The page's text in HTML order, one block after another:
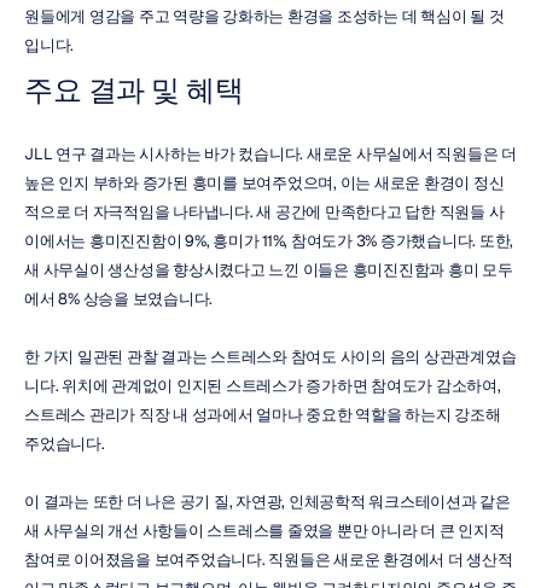
원들에게 영감을 주고 역량을 강화하는 환경을 조성하는 데 핵심이 될 것
입니다.
주요 결과 및 혜택
JLL 연구 결과는 시사하는 바가 컸습니다. 새로운 사무실에서 직원들은 더
높은 인지 부하와 증가된 흥미를 보여주었으며, 이는 새로운 환경이 정신
적으로 더 자극적임을 나타냅니다. 새 공간에 만족한다고 답한 직원들 사
이에서는 흥미진진함이 9%, 흥미가 11%, 참여도가 3% 증가했습니다. 또한,
새 사무실이 생산성을 향상시켰다고 느낀 이들은 흥미진진함과 흥미 모두
에서 8% 상승을 보였습니다.
한 가지 일관된 관찰 결과는 스트레스와 참여도 사이의 음의 상관관계였습
니다. 위치에 관계없이 인지된 스트레스가 증가하면 참여도가 감소하여,
스트레스 관리가 직장 내 성과에서 얼마나 중요한 역할을 하는지 강조해
주었습니다.
이 결과는 또한 더 나은 공기 질, 자연광, 인체공학적 워크스테이션과 같은
새 사무실의 개선 사항들이 스트레스를 줄였을 뿐만 아니라 더 큰 인지적
참여로 이어졌음을 보여주었습니다. 직원들은 새로운 환경에서 더 생산적